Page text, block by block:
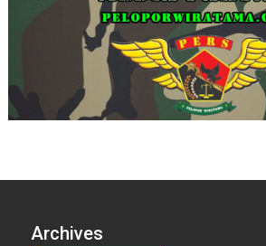
Archives